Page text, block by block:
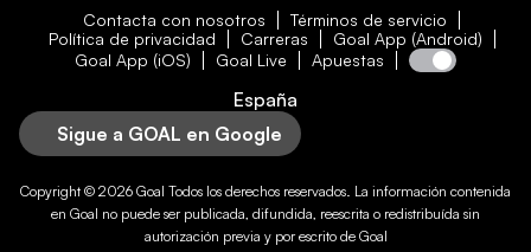
Contacta con nosotros
Términos de servicio
Política de privacidad
Carreras
Goal App (Android)
Goal App (iOS)
Goal Live Apuestas
España
Sigue a GOAL en Google
Copyright © 2026 Goal Todos los derechos reservados. La información contenida
en Goal no puede ser publicada, difundida, reescrita o redistribuída sin
autorización previa y por escrito de Goal